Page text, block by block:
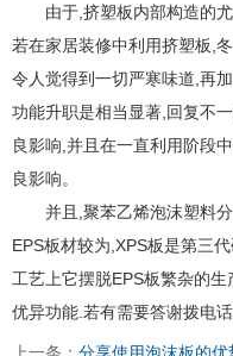
由于,挤塑板内部构造的
若在家居装修中利用挤塑板,
令人觉得到一切严寒味道,再
功能升职是相当显著,回复不
良影响,并且在一直利用阶段
良影响。
并且,聚苯乙烯泡沫塑料
EPS板材较为,XPS板是第三
工艺上它摆脱EPS板繁杂的
优异功能.若有需要答谢拨电
上一条： 分享使用泡沫板的优